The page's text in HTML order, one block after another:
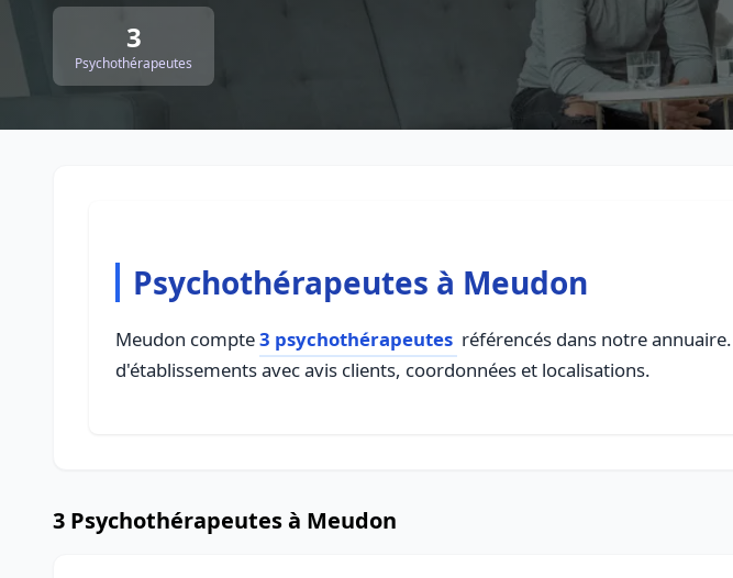
3
Psychothérapeutes
Psychothérapeutes à Meudon
Meudon compte3 psychothérapeutes référencés dans notre
d'établissements avec avis clients, coordonnées et localisations.
3 Psychothérapeutes à Meudon